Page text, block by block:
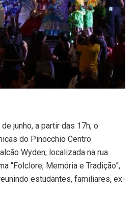
junho, a partir das 17h, o
do Pinocchio Centro
Wyden, localizada na rua
“Folclore, Memória e Tradição”,
estudantes, familiares, ex-